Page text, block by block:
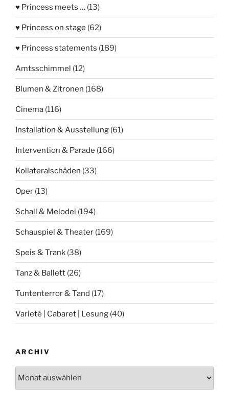
♥ Princess meets … (13)
♥ Princess on stage (62)
♥ Princess statements (189)
Amtsschimmel (12)
Blumen & Zitronen (168)
Cinema (116)
Installation & Ausstellung (61)
Intervention & Parade (166)
Kollateralschäden (33)
Oper (13)
Schall & Melodei (194)
Schauspiel & Theater (169)
Speis & Trank (38)
Tanz & Ballett (26)
Tuntenterror & Tand (17)
Varieté | Cabaret | Lesung (40)
ARCHIV